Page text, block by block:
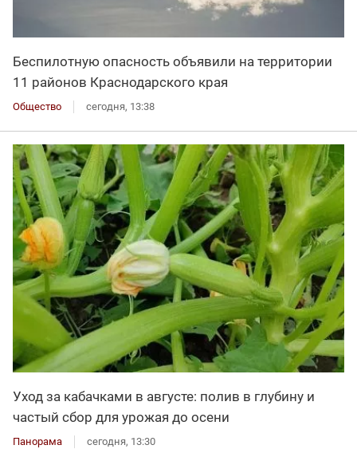
Беспилотную опасность объявили на территории
11 районов Краснодарского края
Общество сегодня, 13:38
Уход за кабачками в августе: полив в глубину и
частый сбор для урожая до осени
Панорама сегодня, 13:30